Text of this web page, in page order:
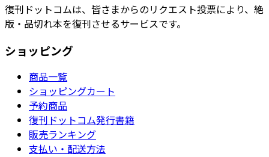
復刊ドットコムは、皆さまからのリクエスト投票により、絶
版・品切れ本を復刊させるサービスです。
ショッピング
商品一覧
ショッピングカート
予約商品
復刊ドットコム発行書籍
販売ランキング
支払い・配送方法